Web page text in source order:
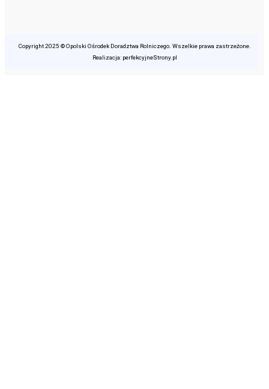
Copyright 2025 © Opolski Ośrodek Doradztwa Rolniczego. Wszelkie prawa zastrzeżone.
Realizacja: perfekcyjneStrony.pl